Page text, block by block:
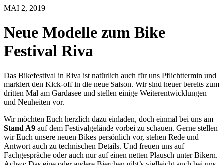
MAI 2, 2019
Neue Modelle zum Bike
Festival Riva
Das Bikefestival in Riva ist natürlich auch für uns Pflichttermin und
markiert den Kick-off in die neue Saison. Wir sind heuer bereits zum
dritten Mal am Gardasee und stellen einige Weiterentwicklungen
und Neuheiten vor.
Wir möchten Euch herzlich dazu einladen, doch einmal bei uns am
Stand A9 auf dem Festivalgelände vorbei zu schauen. Gerne stellen
wir Euch unsere neuen Bikes persönlich vor, stehen Rede und
Antwort auch zu technischen Details. Und freuen uns auf
Fachgespräche oder auch nur auf einen netten Plausch unter Bikern.